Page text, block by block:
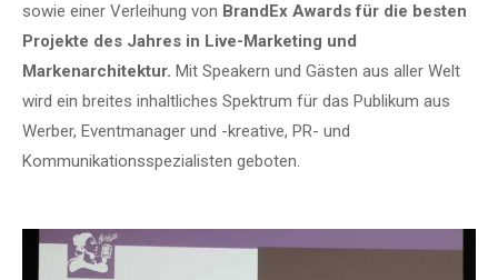
sowie einer Verleihung von BrandEx Awards für die besten
Projekte des Jahres in Live-Marketing und
Markenarchitektur. Mit Speakern und Gästen aus aller Welt
wird ein breites inhaltliches Spektrum für das Publikum aus
Werber, Eventmanager und -kreative, PR- und
Kommunikationsspezialisten geboten.